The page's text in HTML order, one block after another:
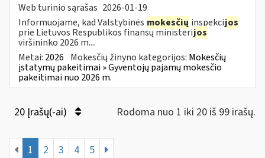
Web turinio sąrašas 2026-01-19
Informuojame, kad Valstybinės mokesčių inspekcijos
prie Lietuvos Respublikos finansų ministerijos
viršininko 2026 m....
Metai: 2026 Mokesčių žinyno kategorijos: Mokesčių
įstatymų pakeitimai » Gyventojų pajamų mokesčio
pakeitimai nuo 2026 m.
20 Įrašų(-ai) Rodoma nuo 1 iki 20 iš 99 irašų.
1 2 3 4 5